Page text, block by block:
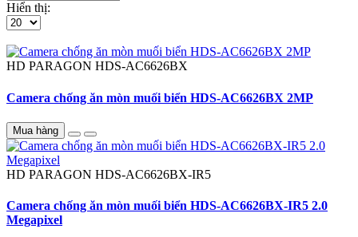
Hiển thị:
HD PARAGON HDS-AC6626BX
Camera chống ăn mòn muối biển HDS-AC6626BX 2MP
Mua hàng
HD PARAGON HDS-AC6626BX-IR5
Camera chống ăn mòn muối biển HDS-AC6626BX-IR5 2.0
Megapixel